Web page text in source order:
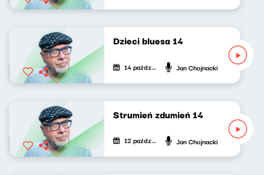
Dzieci bluesa 14
14 października 2020 Jan Chojnacki
Strumień zdumień 14
12 października 2020 Jan Chojnacki